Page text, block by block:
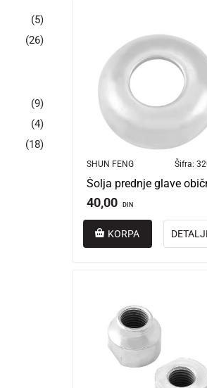
(5)
(26)
(9)
(4)
(18)
SHUN FENG Šifra:
40,00 DIN
KORPA